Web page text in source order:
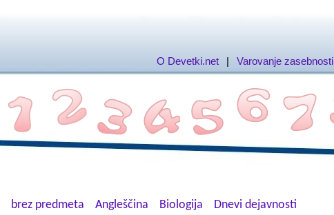
O Devetki.net | Varovanje zasebnosti
brez predmeta Angleščina Biologija
Dnevi dejavnosti